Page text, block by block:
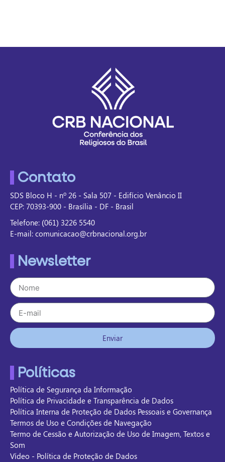
Contato
SDS Bloco H - nº 26 - Sala 507 - Edifício Venâncio II
CEP: 70393-900 - Brasília - DF - Brasil
Telefone: (061) 3226 5540
E-mail: comunicacao@crbnacional.org.br
Newsletter
Enviar
Políticas
Política de Segurança da Informação
Política de Privacidade e Transparência de Dados
Política Interna de Proteção de Dados Pessoais e Governança
Termos de Uso e Condições de Navegação
Termo de Cessão e Autorização de Uso de Imagem, Textos e
Som
Vídeo - Política de Proteção de Dados